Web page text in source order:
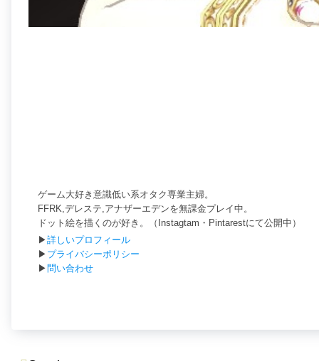
ゲーム大好き意識低い系オタク専業主婦。
FFRK,デレステ,アナザーエデンを無課金プレイ中。
ドット絵を描くのが好き。（Instagtam・Pintarestにて公開中）
▶詳しいプロフィール
▶ プライバシーポリシー
▶ 問い合わせ